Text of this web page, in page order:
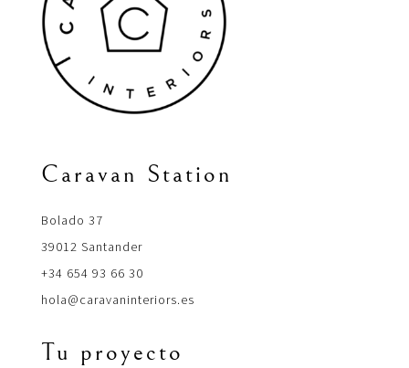
Caravan Station
Bolado 37
39012 Santander
+34 654 93 66 30
hola@caravaninteriors.es
Tu proyecto